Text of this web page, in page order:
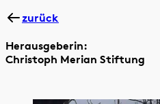
zurück
Herausgeberin:
Christoph Merian Stiftung